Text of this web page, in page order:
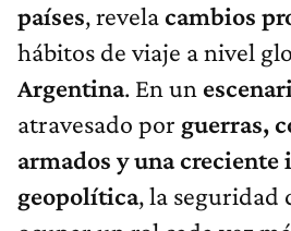
países, revelacambios
hábitos de viaje a nivel
Argentina. En un
atravesado por guerras,
armados y una
geopolítica, la seguridad